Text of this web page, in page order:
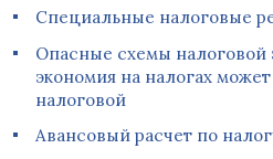
Специальные налоговые
Опасные схемы налоговой
экономия на налогах
налоговой
Авансовый расчет по